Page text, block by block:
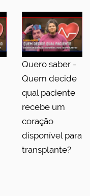
Quero saber -
Quem decide
qual paciente
recebe um
coração
disponível para
transplante?